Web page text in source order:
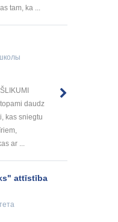
tam, ka ...
daudz
kas sniegtu
ar ...
attīstība